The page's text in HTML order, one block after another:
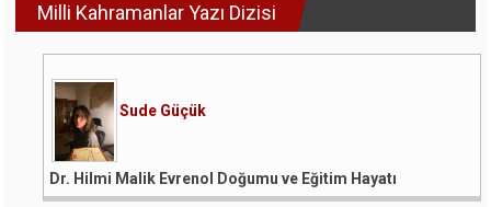
Milli Kahramanlar Yazı Dizisi
Sude Güçük
Dr. Hilmi Malik Evrenol Doğumu ve Eğitim Hayatı